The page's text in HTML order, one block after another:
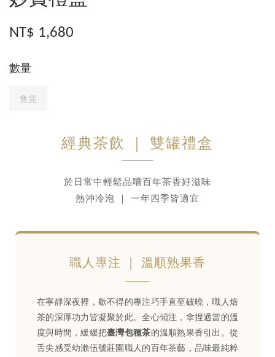
NT$ 1,680
數量
售完
經典茶飲 ｜ 雙罐禮盒
於日常中輕鬆品嚐百年茶香好滋味
熱沖冷泡 ｜ 一年四季皆適宜
職人專注 ｜ 溫順熟果香
在寧靜深夜裡，歇不得的專注巧手直至破曉，職人焙
茶的深厚功力皆凝聚於此。全心傾注，拿捏適當的溫
度與時間，緩緩把臺灣包種茶的溫順熟果香引出。從
舌尖感受幼瀨伍號莊園職人的百年茶藝，品味最純粹